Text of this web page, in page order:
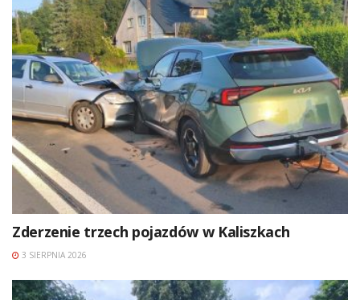
Zderzenie trzech pojazdów w Kaliszkach
3 SIERPNIA 2026